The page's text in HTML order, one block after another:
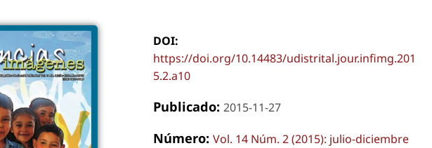
DOI:
https://doi.org/10.14483/udistrital.jour.infimg.201
5.2.a10
Publicado: 2015-11-27
Número: Vol. 14 Núm. 2 (2015): julio-diciembre